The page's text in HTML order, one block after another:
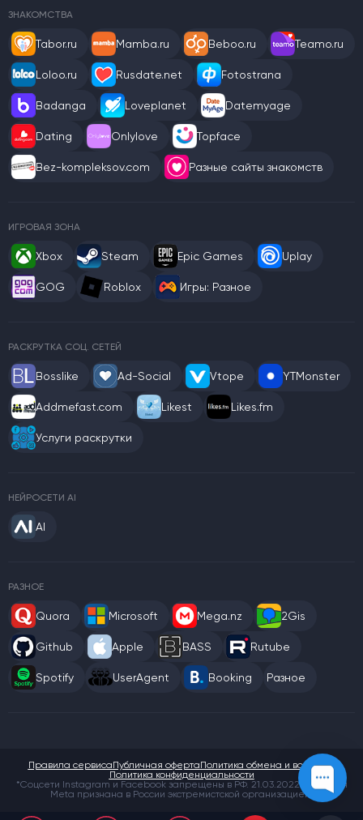
ЗНАКОМСТВА
Tabor.ru Mamba.ru Beboo.ru Teamo.ru
Loloo.ru Rusdate.net Fotostrana
Badanga Loveplanet Datemyage
Dating Onlylove Topface
Bez-kompleksov.com Разные сайты знакомств
ИГРОВАЯ ЗОНА
Xbox Steam Epic Games Uplay
GOG Roblox Игры: Разное
РАСКРУТКА СОЦ. СЕТЕЙ
Bosslike Ad-Social Vtope YTMonster
Addmefast.com Likest Likes.fm
Услуги раскрутки
НЕЙРОСЕТИ AI
AI
РАЗНОЕ
Quora Microsoft Mega.nz 2Gis
Github Apple BASS Rutube
Spotify UserAgent Booking Разное
*Соцсети Instagram и Facebook запрещены в РФ. 21.03.2022 компания
Meta признана в России экстремистской организацией.
Правила сервисаПубличная офертаПолитика обмена и возврата
Политика конфиденциальности